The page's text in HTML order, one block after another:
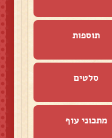
תוספות
סלטים
מתכוני עוף